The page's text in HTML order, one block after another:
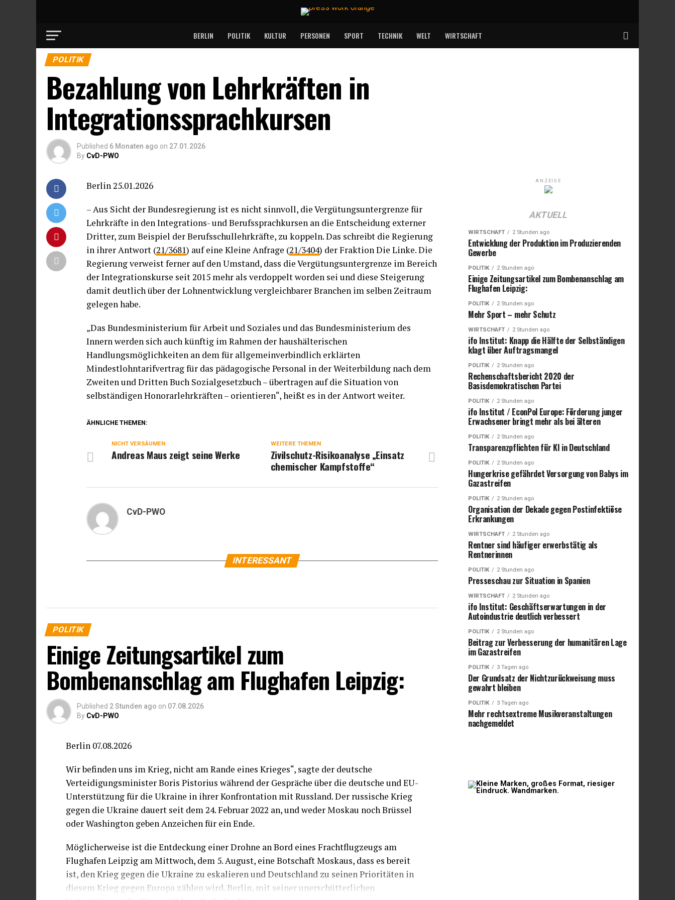
BERLIN POLITIK KULTUR PERSONEN SPORT TECHNIK WELT WIRTSCHAFT
POLITIK
Bezahlung von Lehrkräften in
Integrationssprachkursen
Published 6 Monaten ago on 27.01.2026
By CvD-PWO
Berlin 25.01.2026
– Aus Sicht der Bundesregierung ist es nicht sinnvoll, die Vergütungsuntergrenze für
Lehrkräfte in den Integrations- und Berufssprachkursen an die Entscheidung externer
Dritter, zum Beispiel der Berufsschullehrkräfte, zu koppeln. Das schreibt die Regierung
in ihrer Antwort (21/3681) auf eine Kleine Anfrage (21/3404) der Fraktion Die Linke. Die
Regierung verweist ferner auf den Umstand, dass die Vergütungsuntergrenze im Bereich
der Integrationskurse seit 2015 mehr als verdoppelt worden sei und diese Steigerung
damit deutlich über der Lohnentwicklung vergleichbarer Branchen im selben Zeitraum
gelegen habe.
„Das Bundesministerium für Arbeit und Soziales und das Bundesministerium des
Innern werden sich auch künftig im Rahmen der haushälterischen
Handlungsmöglichkeiten an dem für allgemeinverbindlich erklärten
Mindestlohntarifvertrag für das pädagogische Personal in der Weiterbildung nach dem
Zweiten und Dritten Buch Sozialgesetzbuch – übertragen auf die Situation von
selbständigen Honorarlehrkräften – orientieren“, heißt es in der Antwort weiter.
ÄHNLICHE THEMEN:
WEITERE THEMEN
Zivilschutz-Risikoanalyse „Einsatz
chemischer Kampfstoffe“
NICHT VERSÄUMEN
Andreas Maus zeigt seine Werke
CvD-PWO
INTERESSANT
POLITIK
Einige Zeitungsartikel zum
Bombenanschlag am Flughafen Leipzig:
Published 2 Stunden ago on 07.08.2026
By CvD-PWO
Berlin 07.08.2026
Wir befinden uns im Krieg, nicht am Rande eines Krieges“, sagte der deutsche
Verteidigungsminister Boris Pistorius während der Gespräche über die deutsche und EU-
Unterstützung für die Ukraine in ihrer Konfrontation mit Russland. Der russische Krieg
gegen die Ukraine dauert seit dem 24. Februar 2022 an, und weder Moskau noch Brüssel
oder Washington geben Anzeichen für ein Ende.
Möglicherweise ist die Entdeckung einer Drohne an Bord eines Frachtflugzeugs am
Flughafen Leipzig am Mittwoch, dem 5. August, eine Botschaft Moskaus, dass es bereit
ist, den Krieg gegen die Ukraine zu eskalieren und Deutschland zu seinen Prioritäten in
diesem Krieg gegen Europa zählen wird. Berlin, mit seiner unerschütterlichen
ANZEIGE
AKTUELL
WIRTSCHAFT 2 Stunden ago
Entwicklung der Produktion im Produzierenden
Gewerbe
POLITIK 2 Stunden ago
Einige Zeitungsartikel zum Bombenanschlag am
Flughafen Leipzig:
POLITIK 2 Stunden ago
Mehr Sport – mehr Schutz
WIRTSCHAFT 2 Stunden ago
ifo Institut: Knapp die Hälfte der Selbständigen
klagt über Auftragsmangel
POLITIK 2 Stunden ago
Rechenschaftsbericht 2020 der
Basisdemokratischen Partei
POLITIK 2 Stunden ago
ifo Institut / EconPol Europe: Förderung junger
Erwachsener bringt mehr als bei älteren
POLITIK 2 Stunden ago
Transparenzpflichten für KI in Deutschland
POLITIK 2 Stunden ago
Hungerkrise gefährdet Versorgung von Babys im
Gazastreifen
POLITIK 2 Stunden ago
Organisation der Dekade gegen Postinfektiöse
Erkrankungen
WIRTSCHAFT 2 Stunden ago
Rentner sind häufiger erwerbstätig als
Rentnerinnen
POLITIK 2 Stunden ago
Presseschau zur Situation in Spanien
WIRTSCHAFT 2 Stunden ago
ifo Institut: Geschäftserwartungen in der
Autoindustrie deutlich verbessert
POLITIK 2 Stunden ago
Beitrag zur Verbesserung der humanitären Lage
im Gazastreifen
POLITIK 3 Tagen ago
Der Grundsatz der Nichtzurückweisung muss
gewahrt bleiben
POLITIK 3 Tagen ago
Mehr rechtsextreme Musikveranstaltungen
nachgemeldet